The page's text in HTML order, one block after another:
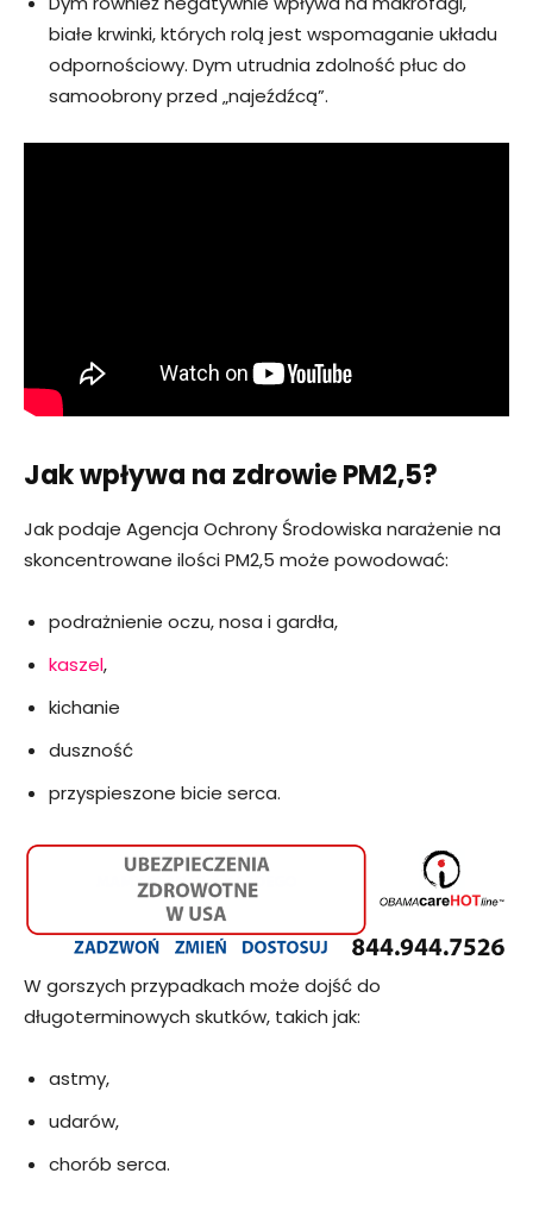
białe krwinki, których rolą jest wspomaganie układu
odpornościowy. Dym utrudnia zdolność płuc do
samoobrony przed „najeźdźcą”.
Jak wpływa na zdrowie PM2,5?
Jak podaje Agencja Ochrony Środowiska narażenie na
skoncentrowane ilości PM2,5 może powodować:
podrażnienie oczu, nosa i gardła,
kaszel,
kichanie
duszność
przyspieszone bicie serca.
W gorszych przypadkach może dojść do
długoterminowych skutków, takich jak:
astmy,
udarów,
chorób serca.